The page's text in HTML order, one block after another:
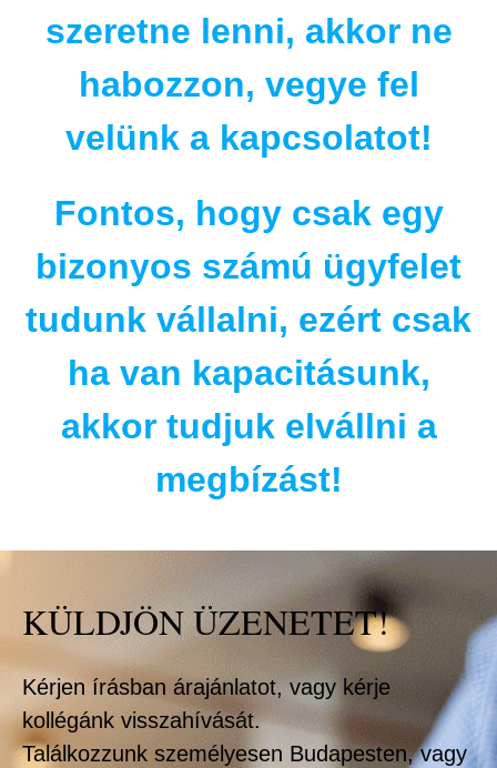
szeretne lenni, akkor ne
habozzon, vegye fel
velünk a kapcsolatot!
Fontos, hogy csak egy
bizonyos számú ügyfelet
tudunk vállalni, ezért csak
ha van kapacitásunk,
akkor tudjuk elvállni a
megbízást!
KÜLDJÖN ÜZENETET!
Kérjen írásban árajánlatot, vagy kérje
kollégánk visszahívását.
Találkozzunk személyesen Budapesten, vagy